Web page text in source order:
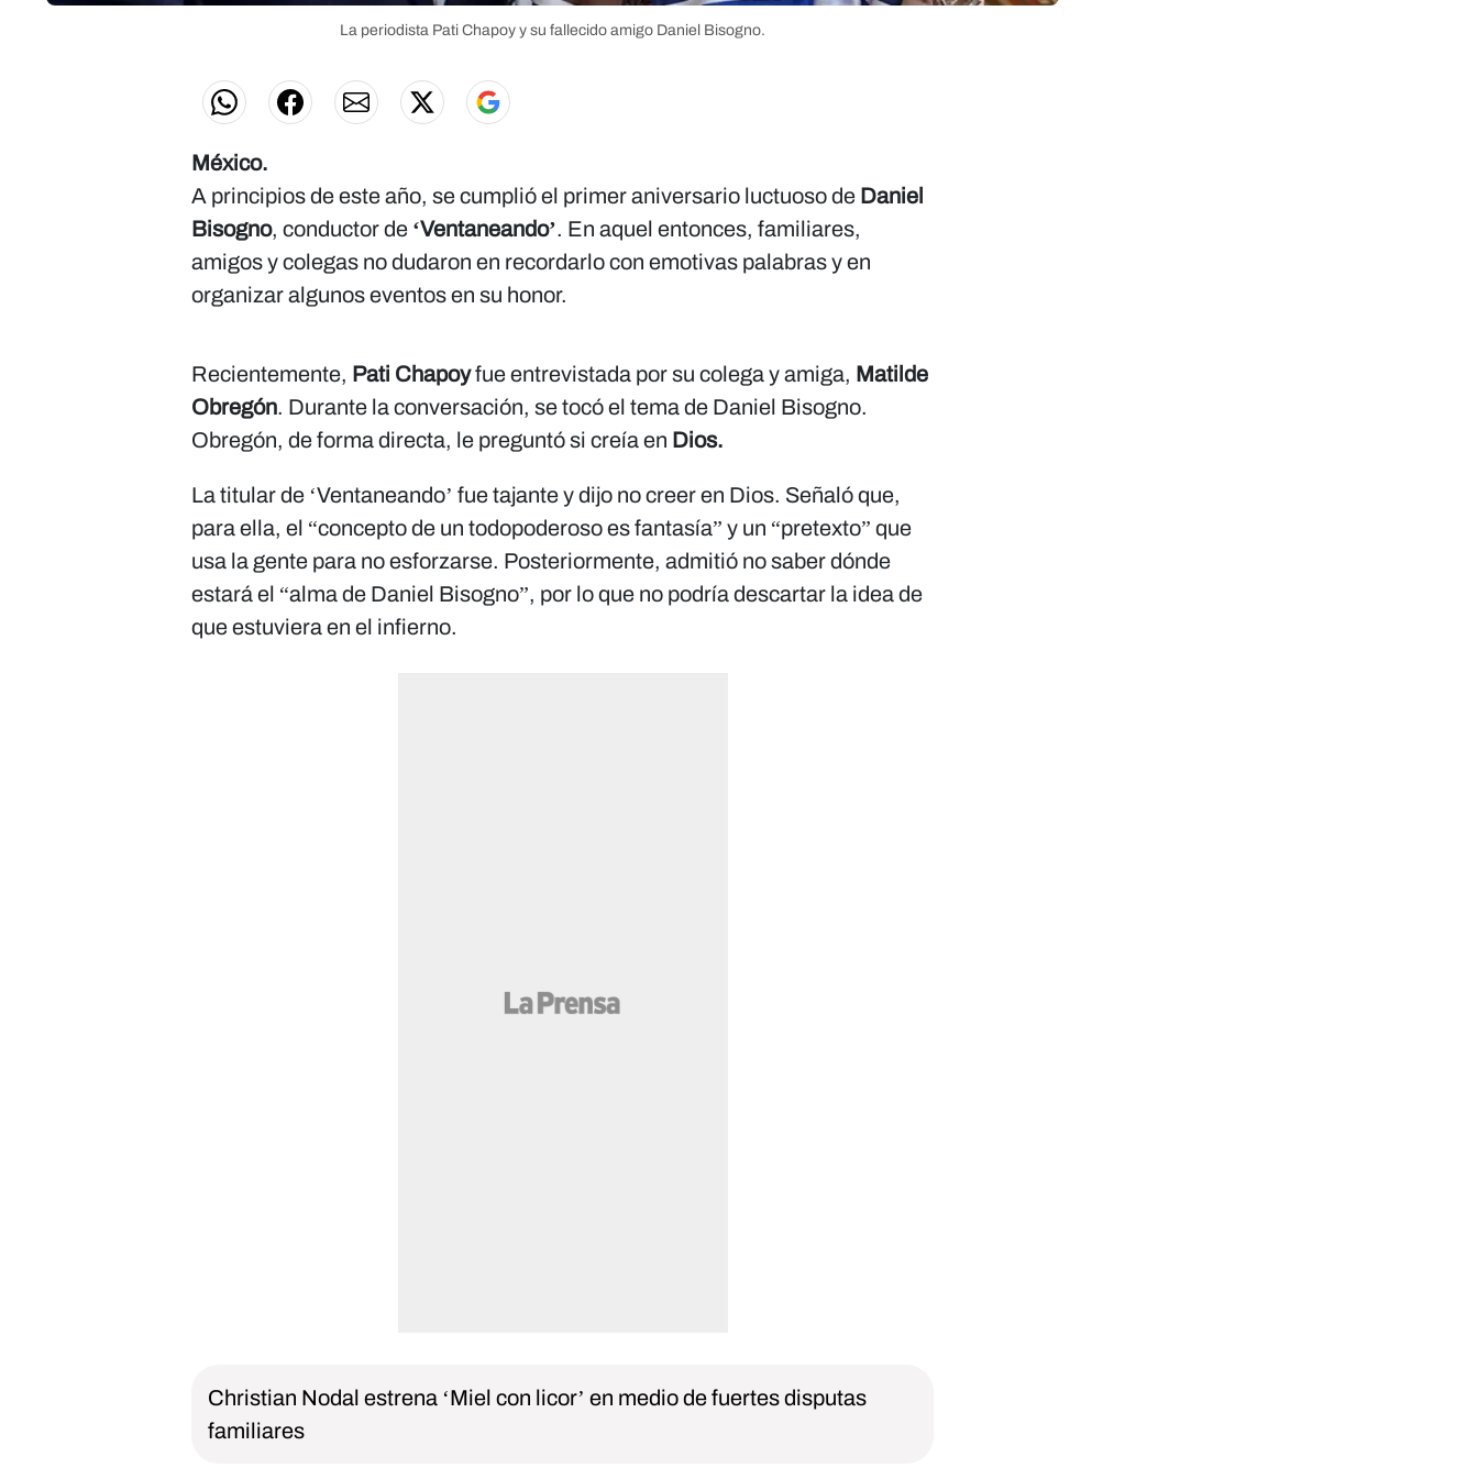
La periodista Pati Chapoy y su fallecido amigo Daniel Bisogno.
México.
A principios de este año, se cumplió el primer aniversario luctuoso de Daniel
Bisogno, conductor de ‘Ventaneando’. En aquel entonces, familiares,
amigos y colegas no dudaron en recordarlo con emotivas palabras y en
organizar algunos eventos en su honor.
Recientemente, Pati Chapoyfue entrevistada por su colega y amiga, Matilde
Obregón. Durante la conversación, se tocó el tema de Daniel Bisogno.
Obregón, de forma directa, le preguntó si creía en Dios.
La titular de ‘Ventaneando’ fue tajante y dijo no creer en Dios. Señaló que,
para ella, el “concepto de un todopoderoso es fantasía” y un “pretexto” que
usa la gente para no esforzarse. Posteriormente, admitió no saber dónde
estará el “alma de Daniel Bisogno”, por lo que no podría descartar la idea de
que estuviera en el infierno.
Christian Nodal estrena ‘Miel con licor’ en medio de fuertes disputas
familiares